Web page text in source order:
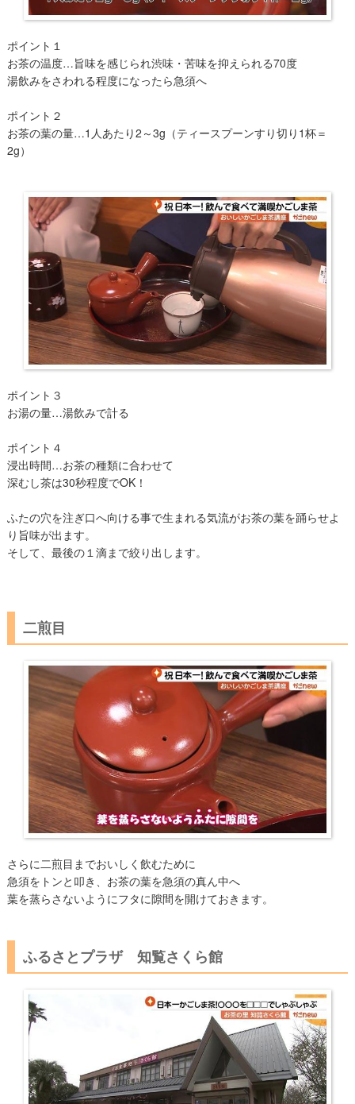
ポイント１
お茶の温度…旨味を感じられ渋味・苦味を抑えられる70度
湯飲みをさわれる程度になったら急須へ
ポイント２
お茶の葉の量…1人あたり2～3g（ティースプーンすり切り1杯＝
2g）
ポイント３
お湯の量…湯飲みで計る
ポイント４
浸出時間…お茶の種類に合わせて
深むし茶は30秒程度でOK！
ふたの穴を注ぎ口へ向ける事で生まれる気流がお茶の葉を踊らせよ
り旨味が出ます。
そして、最後の１滴まで絞り出します。
二煎目
さらに二煎目までおいしく飲むために
急須をトンと叩き、お茶の葉を急須の真ん中へ
葉を蒸らさないようにフタに隙間を開けておきます。
ふるさとプラザ 知覧さくら館